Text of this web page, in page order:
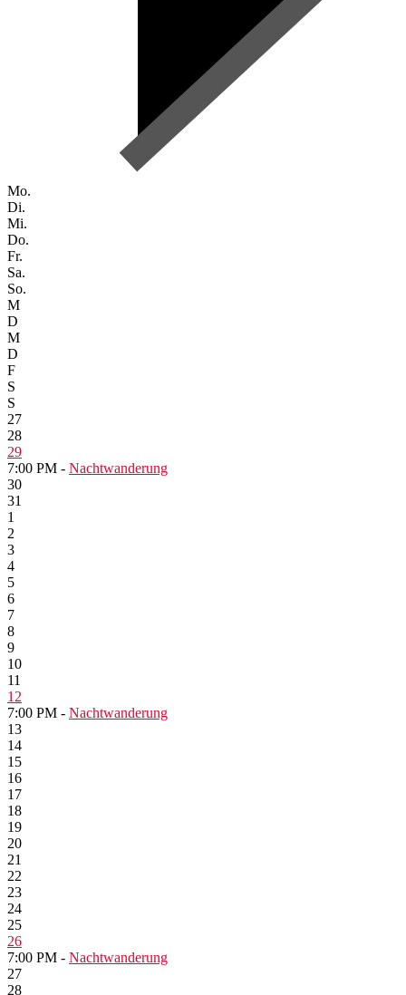
Mo.
Di.
Mi.
Do.
Fr.
Sa.
So.
M
D
M
D
F
S
S
27
28
29
7:00 PM - Nachtwanderung
30
31
1
2
3
4
5
6
7
8
9
10
11
12
7:00 PM - Nachtwanderung
13
14
15
16
17
18
19
20
21
22
23
24
25
26
7:00 PM - Nachtwanderung
27
28